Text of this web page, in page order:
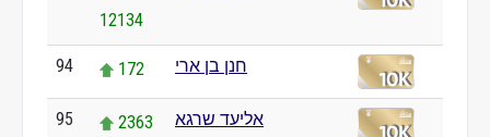
12134
94 172 חנן בן ארי
95 2363 אליעד שרגא